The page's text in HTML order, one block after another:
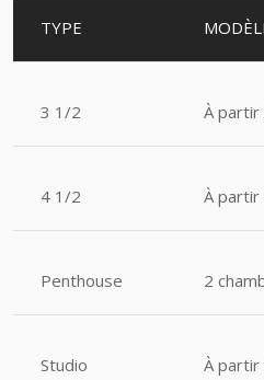
TYPE
3 1/2 À partir
4 1/2 À partir
Penthouse 2
Studio À partir